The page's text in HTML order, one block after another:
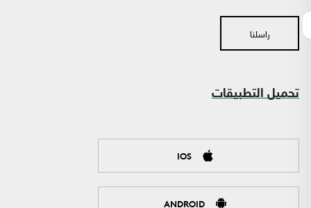
راسلنا
تحميل التطبيقات
IOS
ANDROID